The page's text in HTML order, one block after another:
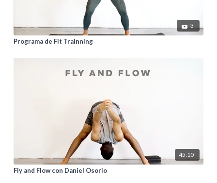
3
Programa de Fit Trainning
45:10
Fly and Flow con Daniel Osorio